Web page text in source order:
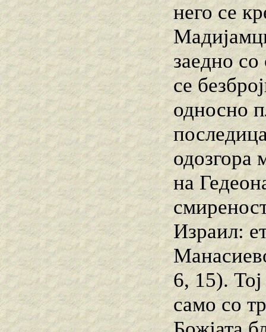
него се
заедно
се
односно
одозгора
на
Израил:
6, 15). Toj
само со